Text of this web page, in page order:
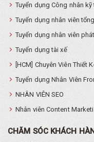
Tuyển dụng Công nhân kỹ
Tuyển dụng nhân viên
Tuyển dụng nhân viên
Tuyển dụng tài xế
[HCM] Chuyên Viên Thiết
Tuyển dụng Nhân Viên
NHÂN VIÊN SEO
Nhân viên Content
CHĂM SÓC KHÁCH